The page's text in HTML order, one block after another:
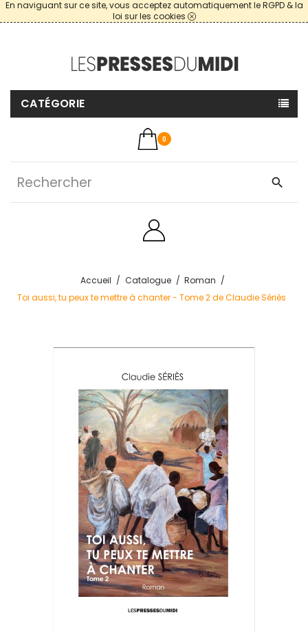
En naviguant sur ce site, vous acceptez automatiquement le RGPD & la
loi sur les cookies
CATÉGORIE
0
search
Accueil Catalogue
Roman
Toi aussi, tu peux te mettre à chanter - Tome 2 de Claudie Sériès